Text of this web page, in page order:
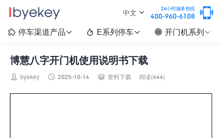
24小时服务热线
400-960-6108 
中文
 停车渠道产品  E系列停车  开门机系列
博慧八字开门机使用说明书下载
 byekey  2025-10-14  资料下载 阅读(444)